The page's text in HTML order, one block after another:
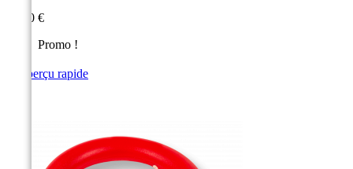
42,50 €
Promo !
Aperçu rapide